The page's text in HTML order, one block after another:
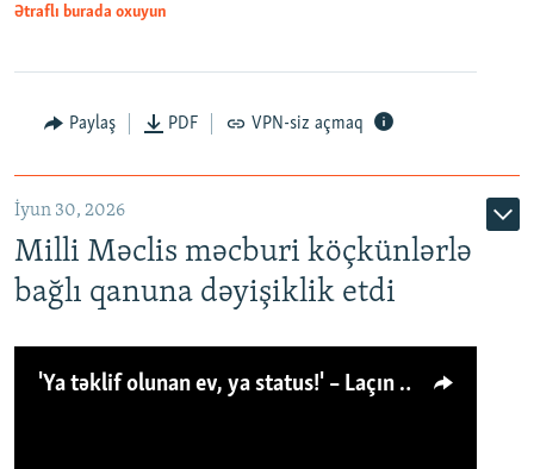
Ətraflı burada oxuyun
Paylaş PDF VPN-siz açmaq
İyun 30, 2026
Milli Məclis məcburi köçkünlərlə
bağlı qanuna dəyişiklik etdi
'Ya təklif olunan ev, ya status!' – Laçın köçkünü: 'Laçından başqa heç hara!'